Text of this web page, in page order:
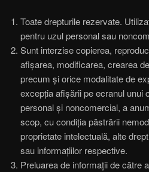
Toate drepturile rezervate.
pentru uzul personal sau
Sunt interzise copierea,
afișarea, modificarea, crearea
precum și orice modalitate de
excepția afișării pe ecranul unui
personal și noncomercial, a
scop, cu condiția păstrării
proprietate intelectuală, alte
sau informațiilor respective.
Preluarea de informații de către